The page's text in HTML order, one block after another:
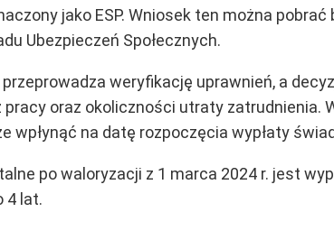
jako ESP. Wniosek ten można
Ubezpieczeń Społecznych.
przeprowadza weryfikację uprawnień, a
oraz okoliczności utraty zatrudnienia.
wpłynąć na datę rozpoczęcia wypłaty
po waloryzacji z 1 marca 2024 r. jest
4 lat.